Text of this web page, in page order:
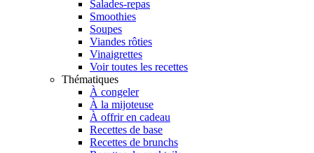
Salades-repas
Smoothies
Soupes
Viandes rôties
Vinaigrettes
Voir toutes les recettes
Thématiques
À congeler
À la mijoteuse
À offrir en cadeau
Recettes de base
Recettes de brunchs